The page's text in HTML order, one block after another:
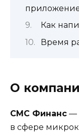
Как
Время
О
СМС Финанс —
в сфере